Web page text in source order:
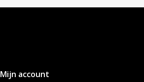
Mijn account